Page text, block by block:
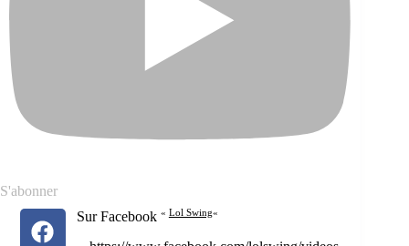
S'abonner
Sur Facebook « Lol Swing«